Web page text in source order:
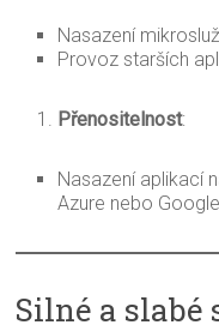
Nasazení
Provoz starších
Přenositelnost:
Nasazení aplikací
Azure nebo
Silné a